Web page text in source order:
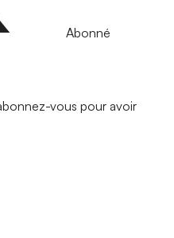
Abonné
vous pour avoir